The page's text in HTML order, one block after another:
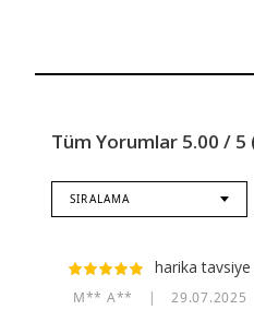
Tüm Yorumlar 5.00 / 5
SIRALAMA
harika
M** A** | 29.07.2025